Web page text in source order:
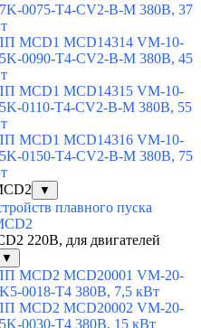
0075-T4-CV2-B-M 380В, 37
MCD1 MCD14314 VM-10-
0090-T4-CV2-B-M 380В, 45
MCD1 MCD14315 VM-10-
0110-T4-CV2-B-M 380В, 55
MCD1 MCD14316 VM-10-
0150-T4-CV2-B-M 380В, 75
▼
плавного пуска
220В, для двигателей
▼
MCD2 MCD20001 VM-20-
0018-T4 380В, 7,5 кВт
MCD2 MCD20002 VM-20-
0030-T4 380В, 15 кВт